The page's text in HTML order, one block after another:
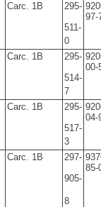
Carc. 1B
295-
511-
0
97-
Carc. 1B
295-
514-
7
00-
Carc. 1B
295-
517-
3
04-
Carc. 1B
297-
905-
8
85-